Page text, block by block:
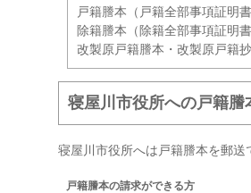
戸籍謄本（戸籍全部事項証明
除籍謄本（除籍全部事項証明
改製原戸籍謄本・改製原戸籍
寝屋川市役所への戸籍謄
寝屋川市役所へは戸籍謄本を郵送
戸籍謄本の請求ができる方